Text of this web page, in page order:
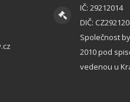
IČ: 29212014
DIČ:
Společnost
2010 pod
vedenou u